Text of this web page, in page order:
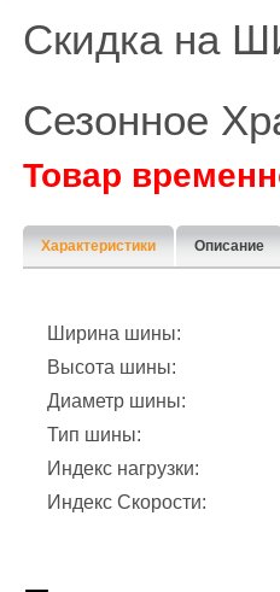
Скидка на
Сезонное
Товар
Характеристики Описание
Ширина шины:
Высота шины:
Диаметр шины:
Тип шины:
Индекс нагрузки:
Индекс Скорости: